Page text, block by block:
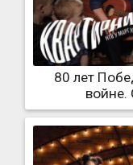
80 лет
войне.